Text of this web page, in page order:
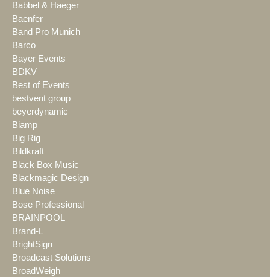
Babbel & Haeger
Baenfer
Band Pro Munich
Barco
Bayer Events
BDKV
Best of Events
bestvent group
beyerdynamic
Biamp
Big Rig
Bildkraft
Black Box Music
Blackmagic Design
Blue Noise
Bose Professional
BRAINPOOL
Brand-L
BrightSign
Broadcast Solutions
BroadWeigh